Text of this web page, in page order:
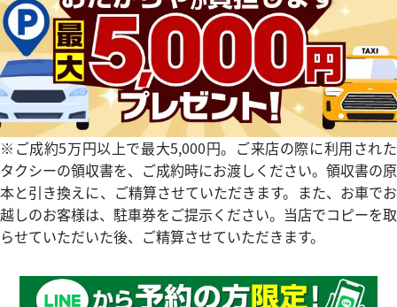
イマー IW354807
格
日時点の参考買取価格です
IWC ポートフィノ IW378302
参考買取価格
354,000 円
※2024年10月27日時点の参考
す
※ご成約5万円以上で最大5,000円。ご来店の際に利用された
タクシーの領収書を、ご成約時にお渡しください。領収書の原
本と引き換えに、ご精算させていただきます。また、お車でお
越しのお客様は、駐車券をご提示ください。当店でコピーを取
らせていただいた後、ご精算させていただきます。